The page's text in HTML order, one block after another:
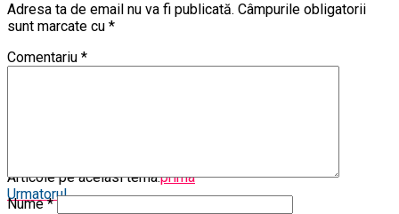
Articole pe aceiasi tema:prima
Urmatorul
Adresa ta de email nu va fi publicată. Câmpurile obligatorii
sunt marcate cu *
Comentariu *
Nume*